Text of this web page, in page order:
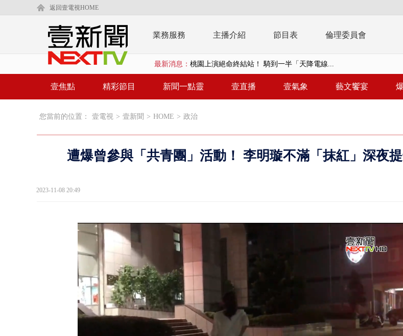
返回壹電視HOME
業務服務 主播介紹 節目表 倫理委員會
最新消息： 演哪齣？ 情侶吵架「女開門跳車」 違法道交...
東發號遭出征、灌一星負評 抹除蔣萬安、沈...
詭！ 轎車凌晨滑行自撞護欄 男癱坐死「車...
桃園上演絕命終結站！ 騎到一半「天降電線...
壹焦點 精彩節目 新聞一點靈 壹直播 壹氣象 藝文饗宴
您當前的位置： 壹電視 > 壹新聞 > HOME > 政治
遭爆曾參與「共青團」活動！ 李明璇不滿「抹紅」深夜
2023-11-08 20:49